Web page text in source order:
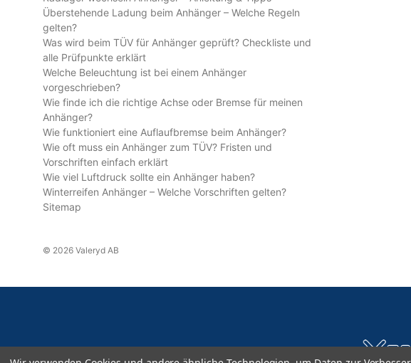
Überstehende Ladung beim Anhänger – Welche Regeln
gelten?
Was wird beim TÜV für Anhänger geprüft? Checkliste und
alle Prüfpunkte erklärt
Welche Beleuchtung ist bei einem Anhänger
vorgeschrieben?
Wie finde ich die richtige Achse oder Bremse für meinen
Anhänger?
Wie funktioniert eine Auflaufbremse beim Anhänger?
Wie oft muss ein Anhänger zum TÜV? Fristen und
Vorschriften einfach erklärt
Wie viel Luftdruck sollte ein Anhänger haben?
Winterreifen Anhänger – Welche Vorschriften gelten?
Sitemap
© 2026 Valeryd AB